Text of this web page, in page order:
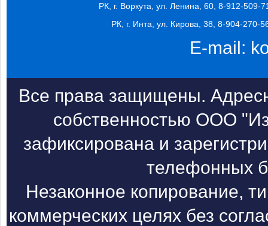
РК, г. Воркута, ул. Ленина, 60, 8-912-509-
РК, г. Инта, ул. Кирова, 38, 8-904-270-
E-mail:
Все права защищены.
собственностью ООО
зафиксирована и
телефонных
Незаконное копирование,
коммерческих целях без